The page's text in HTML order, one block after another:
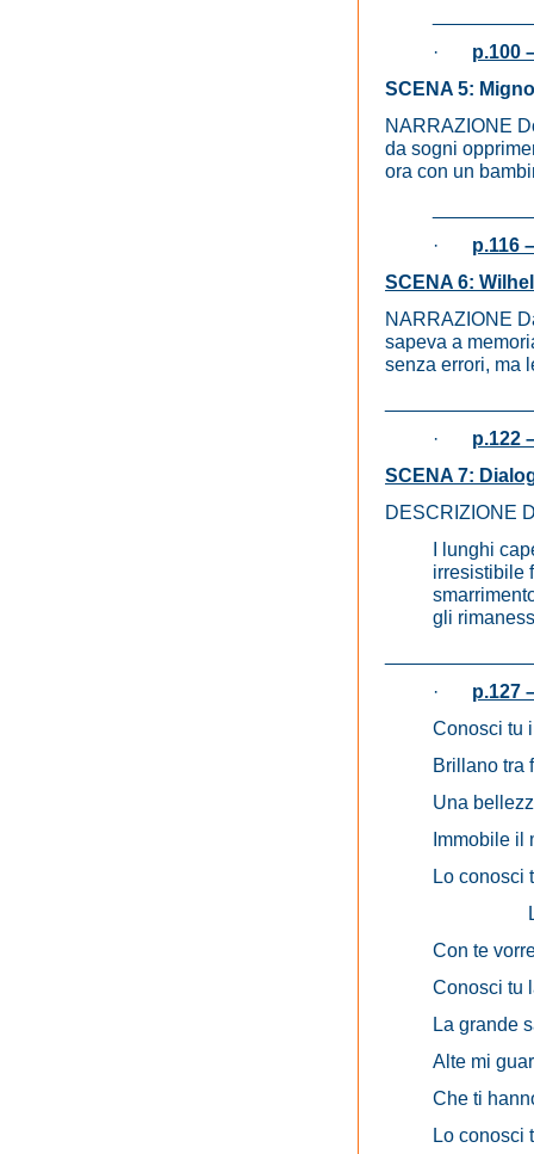
· p.100
SCENA 5:
NARRAZIONE
da sogni
ora con un
· p.116
SCENA 6:
NARRAZIONE
sapeva a
senza errori, ma
· p.122
SCENA 7:
DESCRIZIONE
I lunghi
irresistibile
gli
· p.127
Conosci tu
Brillano tra
Una
Immobile il
Lo conosci
Con te
Conosci tu
La grande
Alte mi
Che ti
Lo conosci